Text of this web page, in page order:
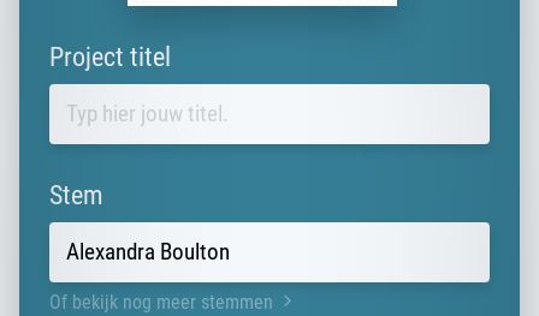
Project titel
Stem
Of bekijk nog meer stemmen